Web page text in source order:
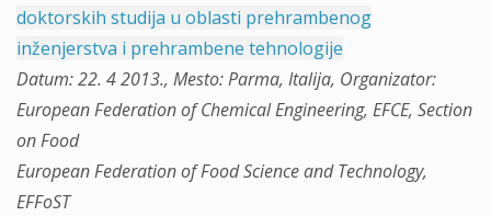
doktorskih studija u oblasti prehrambenog
inženjerstva i prehrambene tehnologije
Datum: 22. 4 2013., Mesto: Parma, Italija, Organizator:
European Federation of Chemical Engineering, EFCE, Section
on Food
European Federation of Food Science and Technology,
EFFoST